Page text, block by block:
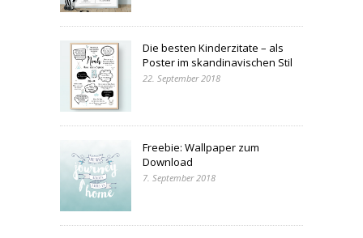
Die besten Kinderzitate – als
Poster im skandinavischen Stil
22. September 2018
Freebie: Wallpaper zum
Download
7. September 2018